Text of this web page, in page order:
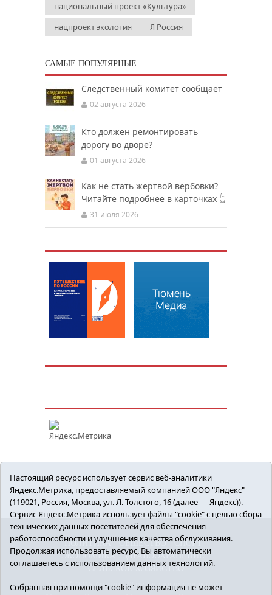
национальный проект «Культура»
нацпроект экология
Я Россия
САМЫЕ ПОПУЛЯРНЫЕ
Следственный комитет сообщает
02 августа 2026
Кто должен ремонтировать
дорогу во дворе?
01 августа 2026
Как не стать жертвой вербовки?
Читайте подробнее в карточках 👆
31 июля 2026
ПОЛИТИКА ОБЩЕСТВО
СПОРТ
ЭКОНОМИКА
ЗДРАВООХРАНЕНИЕ
СЕЛЬСКОЕ ХОЗЯЙСТВО
12+ © 2018 Armizon72.ру. Главный редактор:
Настоящий ресурс использует сервис веб-аналитики
Яндекс.Метрика, предоставляемый компанией ООО "Яндекс"
(119021, Россия, Москва, ул. Л. Толстого, 16 (далее — Яндекс)).
Сервис Яндекс.Метрика использует файлы "cookie" с целью сбора
технических данных посетителей для обеспечения
работоспособности и улучшения качества обслуживания.
Продолжая использовать ресурс, Вы автоматически
соглашаетесь с использованием данных технологий.
Собранная при помощи "cookie" информация не может